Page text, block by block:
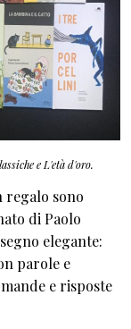
e L'età d'oro.
regalo sono
di Paolo
elegante:
parole e
e risposte